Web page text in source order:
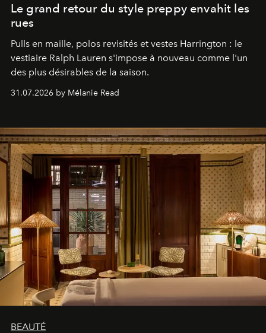
Le grand retour du style preppy envahit les
rues
Pulls en maille, polos revisités et vestes Harrington : le
vestiaire Ralph Lauren s'impose à nouveau comme l'un
des plus désirables de la saison.
31.07.2026 by Mélanie Read
BEAUTÉ